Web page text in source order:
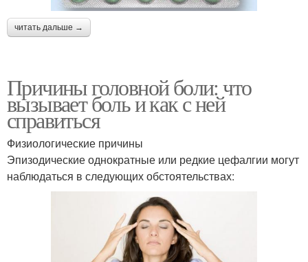
читать дальше →
Причины головной боли: что
вызывает боль и как с ней
справиться
Физиологические причины
Эпизодические однократные или редкие цефалгии могут
наблюдаться в следующих обстоятельствах: